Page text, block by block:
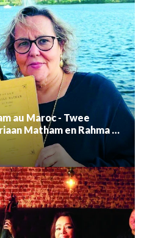
au Maroc - Twee
Matham en Rahma el